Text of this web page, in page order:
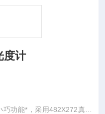
度计
功能*，采用482X272真彩